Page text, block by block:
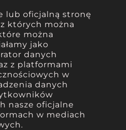
lub oficjalną stronę
których można
można
jako
danych
z platformami
w
danych
nasze oficjalne
w mediach